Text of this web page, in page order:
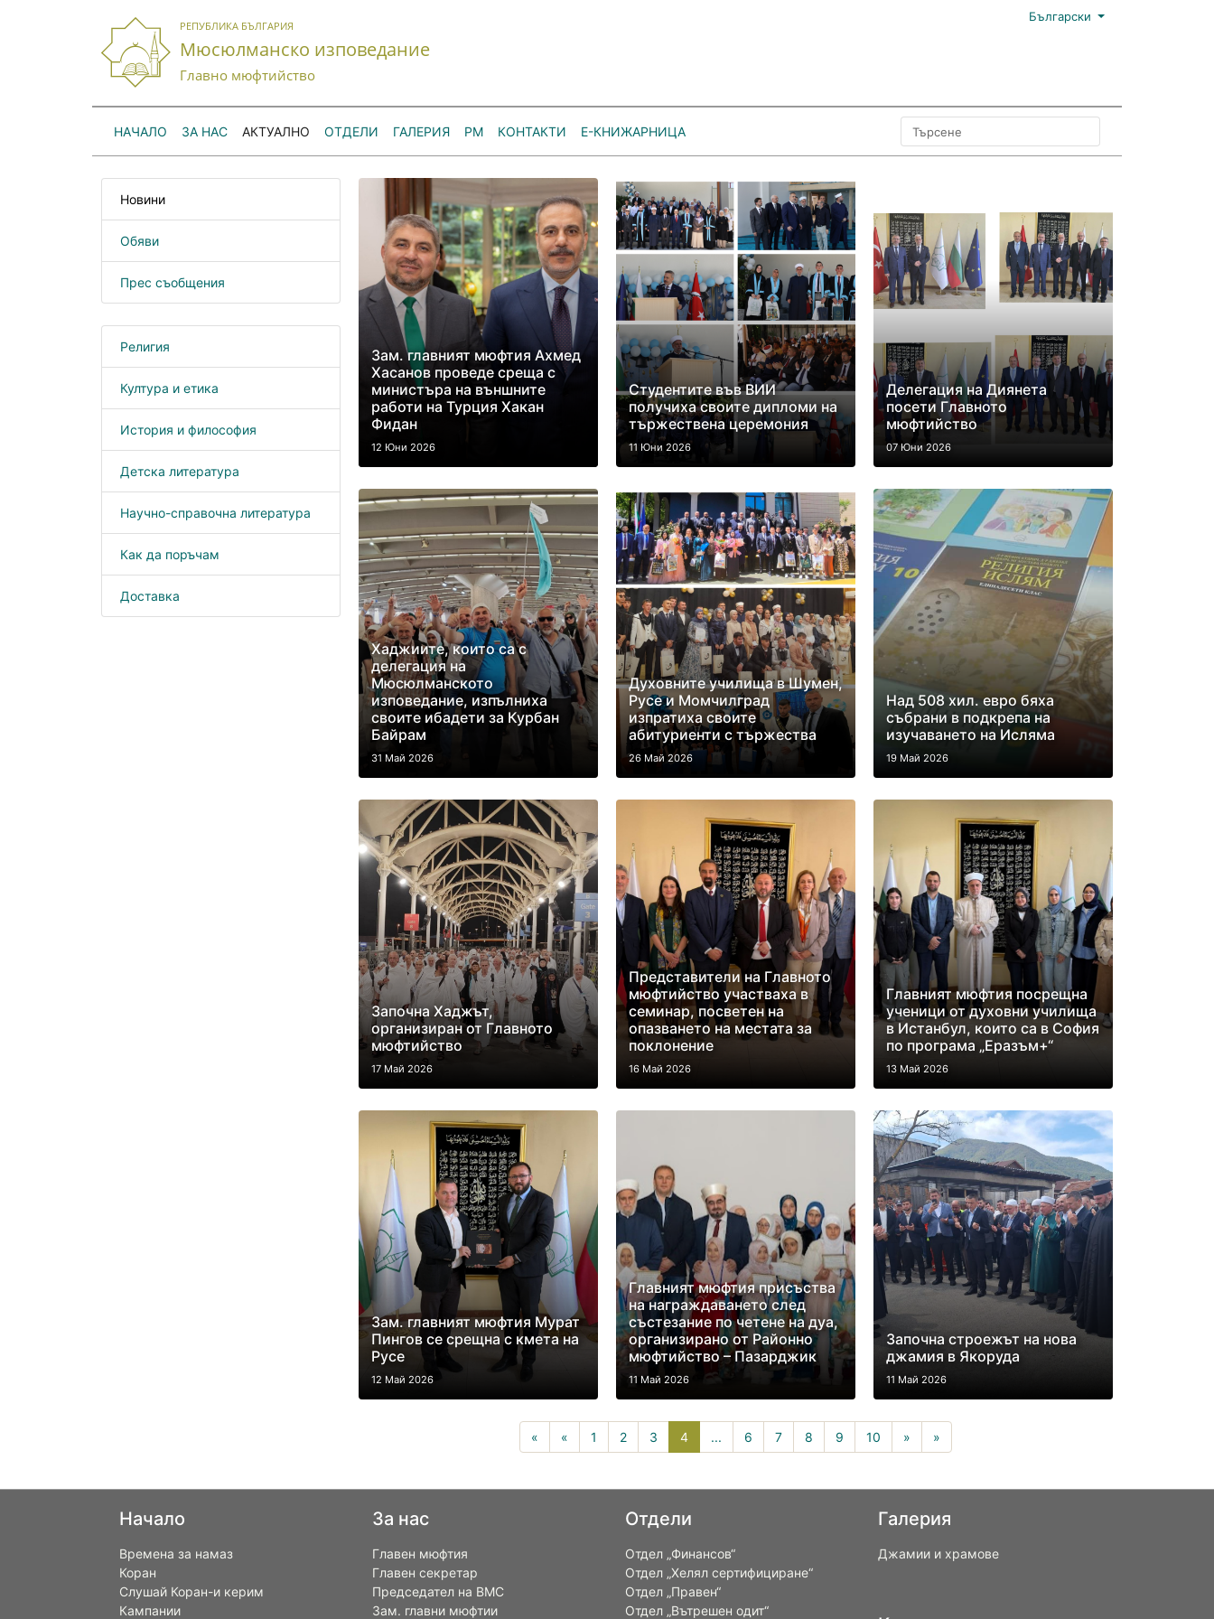
РЕПУБЛИКА БЪЛГАРИЯ
Мюсюлманско изповедание
Главно мюфтийство
Български
НАЧАЛО ЗА НАС АКТУАЛНО ОТДЕЛИ ГАЛЕРИЯ РМ КОНТАКТИ Е-КНИЖАРНИЦА
Новини
Обяви
Прес съобщения
Религия
Култура и етика
История и философия
Детска литература
Научно-справочна литература
Как да поръчам
Доставка
Зам. главният мюфтия Ахмед
Хасанов проведе среща с
министъра на външните
работи на Турция Хакан
Фидан
12 Юни 2026
Студентите във ВИИ
получиха своите дипломи на
тържествена церемония
11 Юни 2026
Делегация на Диянета
посети Главното
мюфтийство
07 Юни 2026
Хаджиите, които са с
делегация на
Мюсюлманското
изповедание, изпълниха
своите ибадети за Курбан
Байрам
31 Май 2026
Духовните училища в Шумен,
Русе и Момчилград
изпратиха своите
абитуриенти с тържества
26 Май 2026
Над 508 хил. евро бяха
събрани в подкрепа на
изучаването на Исляма
19 Май 2026
Започна Хаджът,
организиран от Главното
мюфтийство
17 Май 2026
Представители на Главното
мюфтийство участваха в
семинар, посветен на
опазването на местата за
поклонение
16 Май 2026
Главният мюфтия посрещна
ученици от духовни училища
в Истанбул, които са в София
по програма „Еразъм+“
13 Май 2026
Зам. главният мюфтия Мурат
Пингов се срещна с кмета на
Русе
12 Май 2026
Главният мюфтия присъства
на награждаването след
състезание по четене на дуа,
организирано от Районно
мюфтийство – Пазарджик
11 Май 2026
Започна строежът на нова
джамия в Якоруда
11 Май 2026
« « 1 2 3 44(current)
... 6 7 8 9 10 » »
Начало
Времена за намаз
Коран
Слушай Коран-и керим
Кампании
За нас
Главен мюфтия
Главен секретар
Председател на ВМС
Зам. главни мюфтии
Отдели
Отдел „Финансов“
Отдел „Хелял сертифициране“
Отдел „Правен“
Отдел „Вътрешен одит“
Галерия
Джамии и храмове